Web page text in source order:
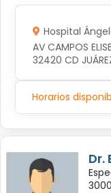
Hospital
AV CAMPOS
32420 CD
Horarios
Dr.